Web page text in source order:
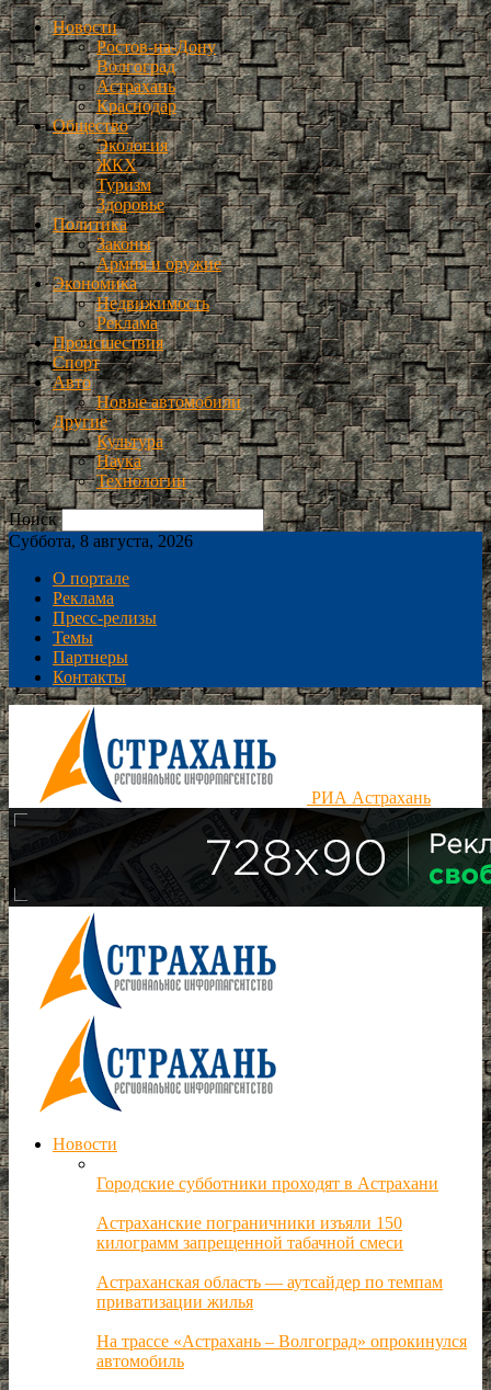
Новости
Ростов-на-Дону
Волгоград
Астрахань
Краснодар
Общество
Экология
ЖКХ
Туризм
Здоровье
Политика
Законы
Армия и оружие
Экономика
Недвижимость
Реклама
Происшествия
Спорт
Авто
Новые автомобили
Другие
Культура
Наука
Технологии
Поиск
Суббота, 8 августа, 2026
О портале
Реклама
Пресс-релизы
Темы
Партнеры
Контакты
РИА Астрахань
Новости
Городские субботники проходят в Астрахани
Астраханские пограничники изъяли 150
килограмм запрещенной табачной смеси
Астраханская область — аутсайдер по темпам
приватизации жилья
На трассе «Астрахань – Волгоград» опрокинулся
автомобиль